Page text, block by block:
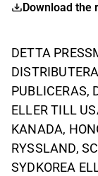
Download the
DETTA
PUBLICERAS,
ELLER TILL
KANADA,
RYSSLAND,
SYDKOREA